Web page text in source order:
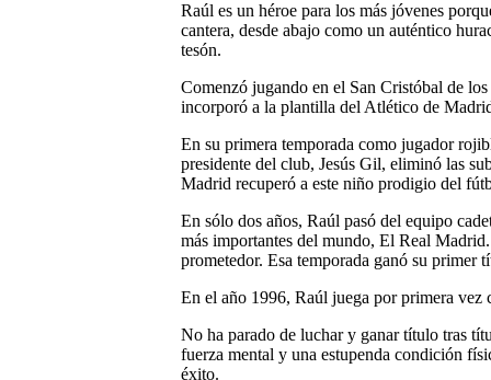
Raúl es un héroe para los más jóvenes
cantera, desde abajo como un auténtico
tesón.
Comenzó jugando en el San Cristóbal de
incorporó a la plantilla del Atlético de
En su primera temporada como jugador
presidente del club, Jesús Gil, eliminó las
Madrid recuperó a este niño prodigio del
En sólo dos años, Raúl pasó del equipo
más importantes del mundo, El Real
prometedor. Esa temporada ganó su primer
En el año 1996, Raúl juega por primera vez
No ha parado de luchar y ganar título tras
fuerza mental y una estupenda condición
éxito.